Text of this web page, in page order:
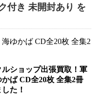
付き 未開封あり を
ショップ出張買取！軍
ば CD全20枚 全集2冊
た！